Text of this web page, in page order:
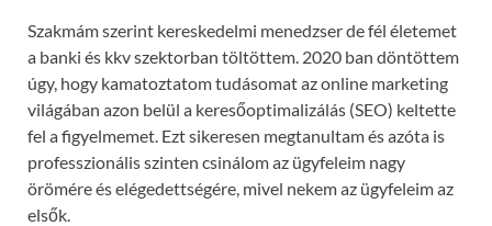
Szakmám szerint kereskedelmi menedzser de fél életemet
a banki és kkv szektorban töltöttem. 2020 ban döntöttem
úgy, hogy kamatoztatom tudásomat az online marketing
világában azon belül a keresőoptimalizálás (SEO) keltette
fel a figyelmemet. Ezt sikeresen megtanultam és azóta is
professzionális szinten csinálom az ügyfeleim nagy
örömére és elégedettségére, mivel nekem az ügyfeleim az
elsők.